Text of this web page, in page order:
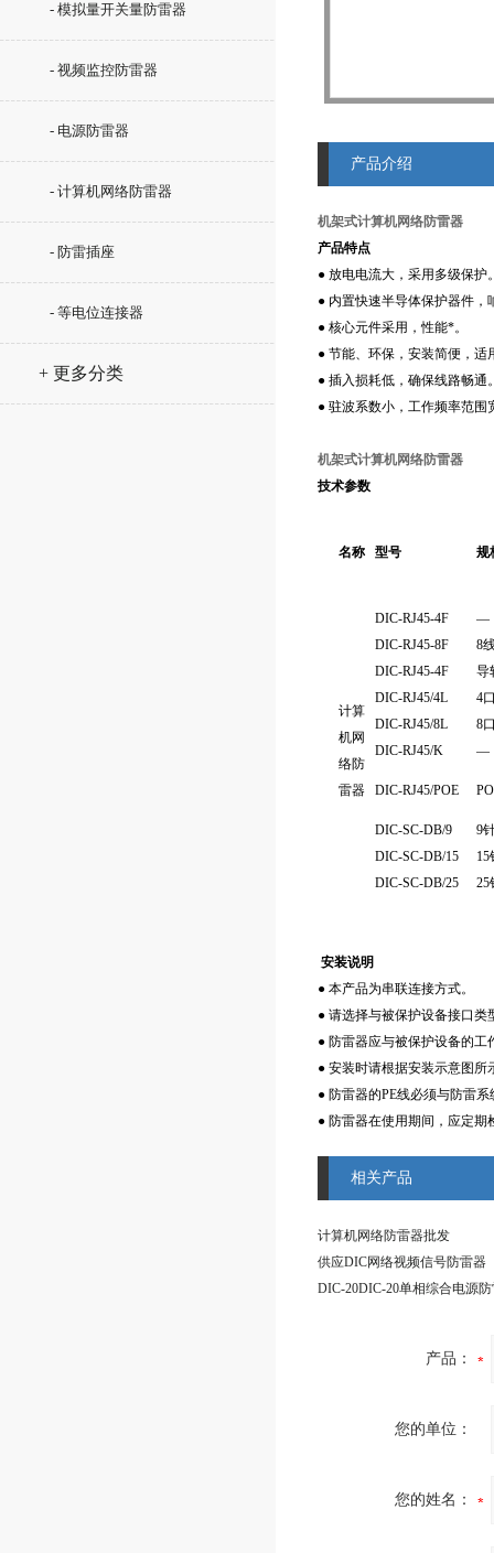
- 模拟量开关量防雷器
- 视频监控防雷器
- 电源防雷器
- 计算机网络防雷器
- 防雷插座
- 等电位连接器
+ 更多分类
产品介绍
机架式计算机网络防雷器
产品特点
● 放电电流大，采用多级保护
● 内置快速半导体保护器件，
● 核心元件采用，性能*。
● 节能、环保，安装简便，适
● 插入损耗低，确保线路畅通
● 驻波系数小，工作频率范围
机架式计算机网络防雷器
技术参数
名称 型号 规
计算
机网
络防
雷器
DIC-RJ45-4F
—
DIC-RJ45-8F
8
DIC-RJ45-4F
导
DIC-RJ45/4L
4
DIC-RJ45/8L
8
DIC-RJ45/K
—
DIC-RJ45/POE
DIC-SC-DB/9
9
DIC-SC-DB/15
15
DIC-SC-DB/25
25
安装说明
● 本产品为串联连接方式。
● 请选择与被保护设备接口类
● 防雷器应与被保护设备的工
● 安装时请根据安装示意图
● 防雷器的PE线必须与防雷
● 防雷器在使用期间，应定
相关产品
计算机网络防雷器批发
DIC-20DIC-20单相综合电源
产品：
您的单位：
您的姓名：